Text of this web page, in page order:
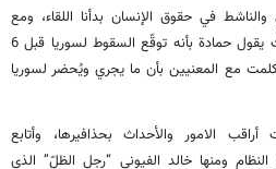
في حقوق الإنسان بدأنا اللقاء، ومع
“سقوط دمشق” أكملنا الحديث، حيث يقول حمادة بأنه توقّع السقوط لسوريا قبل 6
مع المعنيين بأن ما يجري ويُحضر لسوريا
الامور والأحداث بحذافيرها، وأتابع
ومنها خالد الفيوني “رجل الظلّ” الذي